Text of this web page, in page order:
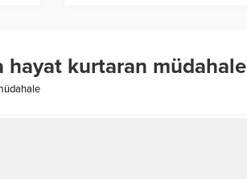
hayat kurtaran müdahale